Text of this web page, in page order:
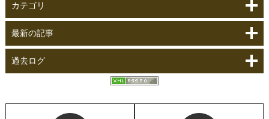
カテゴリ
最新の記事
過去ログ